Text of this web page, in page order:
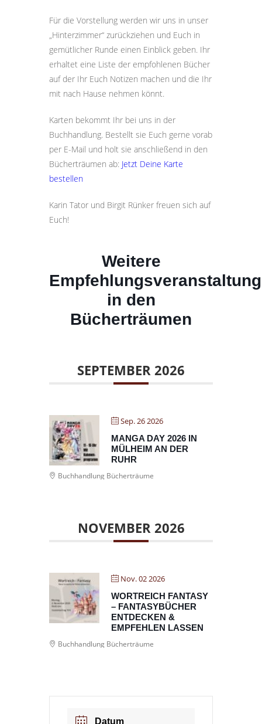
Für die Vorstellung werden wir uns in unser
„Hinterzimmer“ zurückziehen und Euch in
gemütlicher Runde einen Einblick geben. Ihr
erhaltet eine Liste der empfohlenen Bücher
auf der Ihr Euch Notizen machen und die Ihr
mit nach Hause nehmen könnt.
Karten bekommt Ihr bei uns in der
Buchhandlung. Bestellt sie Euch gerne vorab
per E-Mail und holt sie anschließend in den
Bücherträumen ab: Jetzt Deine Karte
bestellen
Karin Tator und Birgit Rünker freuen sich auf
Euch!
Weitere
in den
Bücherträumen
SEPTEMBER 2026
Sep. 26 2026
MANGA DAY 2026 IN
MÜLHEIM AN DER
RUHR
Buchhandlung Bücherträume
NOVEMBER 2026
Nov. 02 2026
WORTREICH FANTASY
– FANTASYBÜCHER
ENTDECKEN &
EMPFEHLEN LASSEN
Buchhandlung Bücherträume
Datum